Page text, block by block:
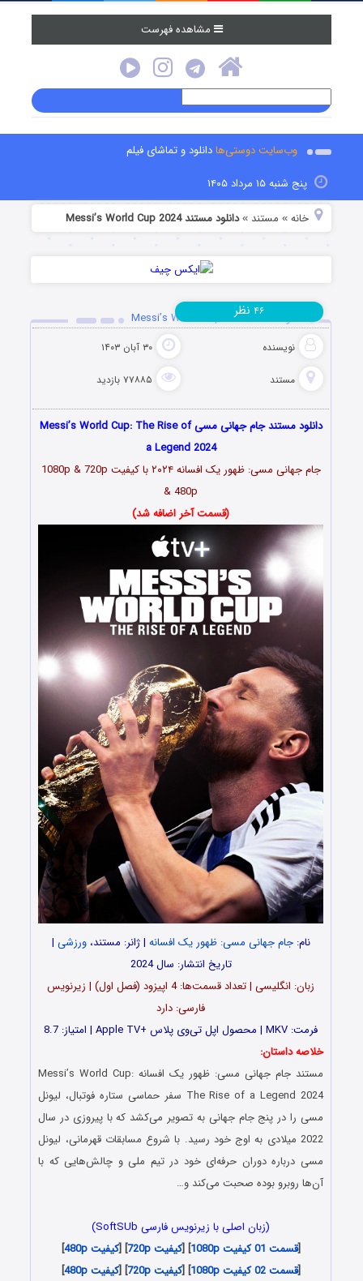
مشاهده فهرست
وب‌سایت دوستی‌هادانلود و تماشای فیلم
پنج شنبه ۱۵ مرداد ۱۴۰۵
خانه » مستند »دانلود مستند Messi’s World Cup 2024
دانلود مستند Messi’s World Cup 2024
نویسنده ۳۰ آبان ۱۴۰۳
مستند ۷۷۸۸۵ بازدید
۴۶ نظر
دانلود مستند جام جهانی مسی Messi’s World Cup: The Rise of
a Legend 2024
جام جهانی مسی: ظهور یک افسانه ۲۰۲۴ با کیفیت 1080p & 720p
& 480p
(قسمت آخر اضافه شد)
نام:جام جهانی مسی: ظهور یک افسانه | ژانر: مستند،ورزشی |
تاریخ انتشار: سال 2024
زبان: انگلیسی | تعداد قسمت‌‌‌‌ها: 4 اپیزود (فصل اول) | زیرنویس
فارسی: دارد
فرمت: MKV | محصول اپل تی‌وی پلاس +Apple TV | امتیاز: 8.7
خلاصه داستان:
مستند جام جهانی مسی: ظهور یک افسانه Messi’s World Cup:
The Rise of a Legend 2024 سفر حماسی ستاره فوتبال، لیونل
مسی را در پنج جام جهانی به تصویر می‌کشد که با پیروزی در سال
2022 میلادی به اوج خود رسید. با شروع مسابقات قهرمانی، لیونل
مسی درباره دوران حرفه‌ای خود در تیم ملی و چالش‌هایی که با
آن‌ها روبرو بوده صحبت می‌کند و…
(زبان اصلی با زیرنویس فارسی SoftSUb)
[قسمت 01 کیفیت 1080p ] [کیفیت 720p ] [کیفیت 480p
]
[قسمت 02 کیفیت 1080p ] [کیفیت 720p ] [کیفیت 480p
]